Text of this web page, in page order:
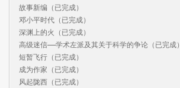
故事新编（已完成）
邓小平时代（已完成）
深渊上的火（已完成）
高级迷信——学术左派及其关于科学的争论（已完成）
短暂飞行（已完成）
成为作家（已完成）
风起陇西（已完成）